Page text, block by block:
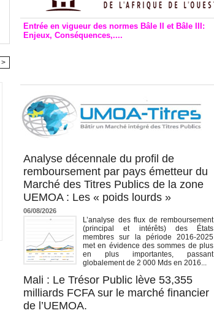
>
Entrée en vigueur des normes Bâle II et Bâle III:
Enjeux, Conséquences,....
Analyse décennale du profil de
remboursement par pays émetteur du
Marché des Titres Publics de la zone
UEMOA : Les « poids lourds »
06/08/2026
L’analyse des flux de remboursement
(principal et intérêts) des États
membres sur la période 2016-2025
met en évidence des sommes de plus
en plus importantes, passant
globalement de 2 000 Mds en 2016...
Mali : Le Trésor Public lève 53,355
milliards FCFA sur le marché financier
de l’UEMOA.